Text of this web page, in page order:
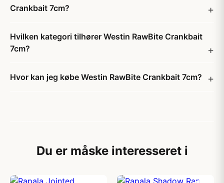
Crankbait 7cm?
Hvilken kategori tilhører Westin RawBite Crankbait
7cm?
Hvor kan jeg købe Westin RawBite Crankbait 7cm?
Du er måske interesseret i